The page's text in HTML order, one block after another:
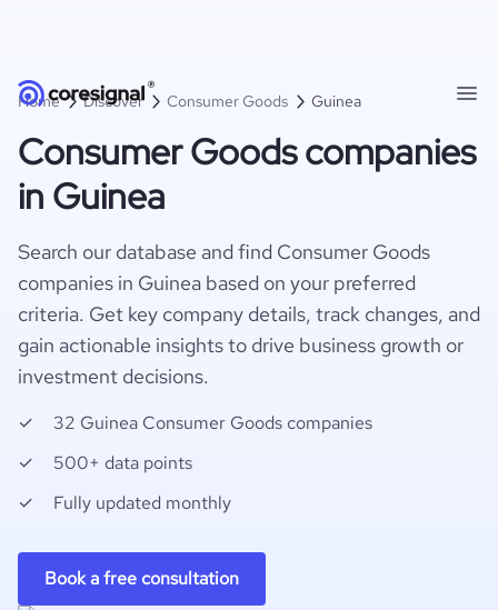
Home Discover Consumer Goods Guinea
Consumer Goods companies
in Guinea
Search our database and find Consumer Goods
companies in Guinea based on your preferred
criteria. Get key company details, track changes, and
gain actionable insights to drive business growth or
investment decisions.
32 Guinea Consumer Goods companies
500+ data points
Fully updated monthly
Book a free consultation